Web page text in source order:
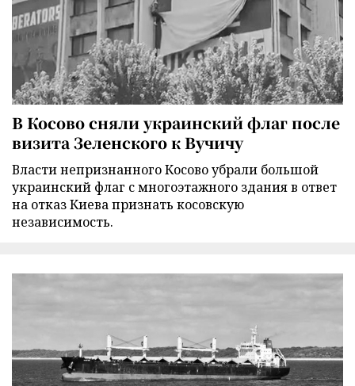
В Косово сняли украинский флаг после
визита Зеленского к Вучичу
Власти непризнанного Косово убрали большой
украинский флаг с многоэтажного здания в ответ
на отказ Киева признать косовскую
независимость.